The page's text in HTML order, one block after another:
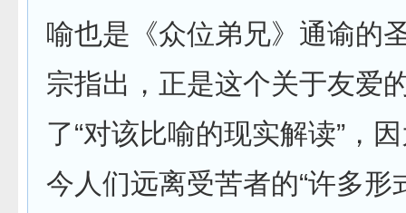
喻也是《众位弟兄》通谕的
宗指出，正是这个关于友爱
了“对该比喻的现实解读”，
今人们远离受苦者的“许多形